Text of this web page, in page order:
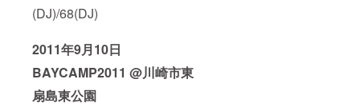
(DJ)/68(DJ)
2011年9月10日
BAYCAMP2011 @川崎市東
扇島東公園